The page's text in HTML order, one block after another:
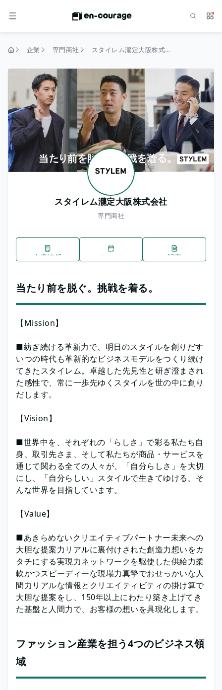
メニュー サ
企業 専門商社 スタイレム瀧定大阪株式会社
スタイレム瀧定大阪株式会社
専門商社
企業情報 イベント 記事
当たり前を脱ぐ。挑戦を着る。
【Mission】
■紡ぎ続ける革新力で、明日のスタイルを創りだす
いつの時代も革新的なビジネスモデルをつくり続け
てきたスタイレム。卓越した先見性と研ぎ澄まされ
た感性で、常に一歩先ゆくスタイルを世の中に創り
だします。
【Vision】
■世界中を、それぞれの「らしさ」で彩る私たち自
身、取引先さま、そして私たちが商品・サービスを
通じて関わる全ての人々が、「自分らしさ」を大切
にし、「自分らしい」スタイルで生きてゆける。そ
んな世界を目指しています。
【Value】
■あきらめないクリエイティブパートナー未来への
大胆な提案力リアルに裏付けされた創造力想いをカ
タチにする実現力ネットワークを駆使した供給力柔
軟かつスピーディーな現場力真摯でおせっかいな人
間力リアルな情報とクリエイティビティの掛け算で
大胆な提案をし、150年以上にわたり築き上げてき
た基盤と人間力で、お客様の想いを具現化します。
ファッション産業を担う4つのビジネス領
域